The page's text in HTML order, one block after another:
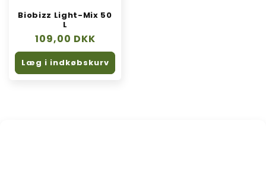
Biobizz Light-Mix 50
L
Normalpris
109,00 DKK
Læg i indkøbskurv